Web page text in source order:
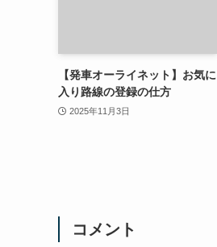
【発車オーライネット】お気に
入り路線の登録の仕方
2025年11月3日
コメント